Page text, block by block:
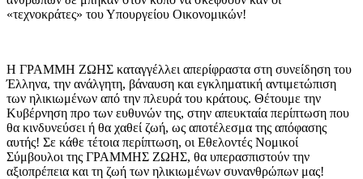
«τεχνοκράτες» του Υπουργείου Οικονομικών!
Η ΓΡΑΜΜΗ ΖΩΗΣ καταγγέλλει απερίφραστα στη συνείδηση του
Έλληνα, την ανάλγητη, βάναυση και εγκληματική αντιμετώπιση
των ηλικιωμένων από την πλευρά του κράτους. Θέτουμε την
Κυβέρνηση προ των ευθυνών της, στην απευκταία περίπτωση που
θα κινδυνεύσει ή θα χαθεί ζωή, ως αποτέλεσμα της απόφασης
αυτής! Σε κάθε τέτοια περίπτωση, οι Εθελοντές Νομικοί
Σύμβουλοι της ΓΡΑΜΜΗΣ ΖΩΗΣ, θα υπερασπιστούν την
αξιοπρέπεια και τη ζωή των ηλικιωμένων συνανθρώπων μας!